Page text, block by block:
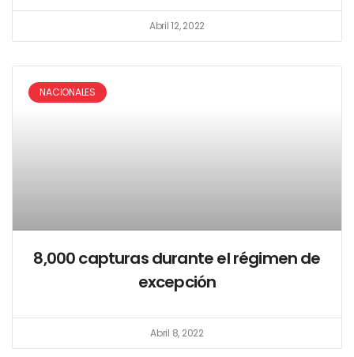
Abril 12, 2022
NACIONALES
8,000 capturas durante el régimen de
excepción
Abril 8, 2022